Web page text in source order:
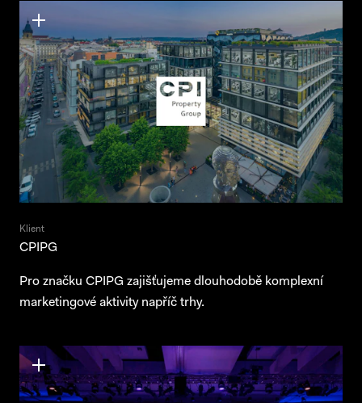
Klient
CPIPG
Pro značku CPIPG zajišťujeme dlouhodobě komplexní
marketingové aktivity napříč trhy.